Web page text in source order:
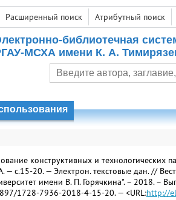
Расширенный поиск Атрибутный поиск
библиотечная
МСХА имени К. А.
конструктивных и технологических
— c.15-20. — Электрон. текстовые дан. //
имени В. П. Горячкина". – 2018. –
1728-7936-2018-4-15-20. — <URL:http://